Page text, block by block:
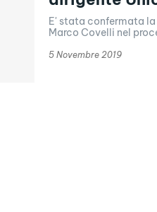
E' stata confermata la
Marco Covelli nel
5 Novembre 2019